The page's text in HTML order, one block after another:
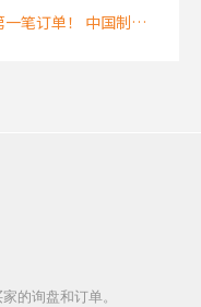
10天时间，我拿到了来自科威特的第一笔订单！ 中国制造网 | 郑州建桥
的询盘和订单。